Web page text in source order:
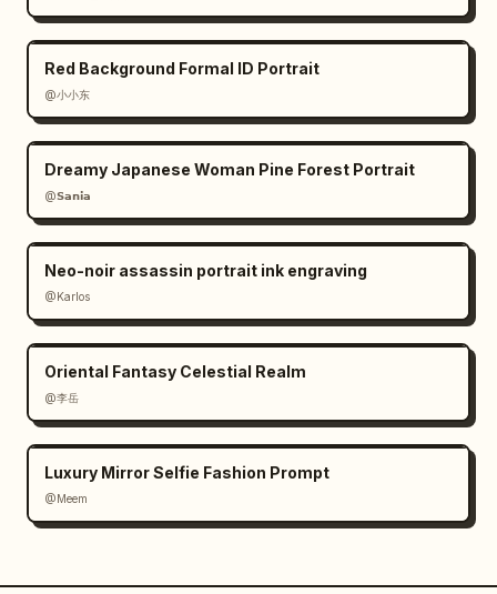
Red Background Formal ID Portrait
@小小东
Dreamy Japanese Woman Pine Forest Portrait
@𝗦𝗮𝗻𝗶𝗮
Neo-noir assassin portrait ink engraving
@Karlos
Oriental Fantasy Celestial Realm
@李岳
Luxury Mirror Selfie Fashion Prompt
@Meem